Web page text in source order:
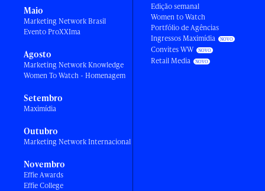
Maio
Marketing Network Brasil
Evento ProXXIma
Agosto
Marketing Network Knowledge
Women To Watch - Homenagem
Setembro
Maximídia
Outubro
Marketing Network Internacional
Novembro
Effie Awards
Effie College
Edição semanal
Women to Watch
Portfólio de Agências
Ingressos Maximídia
Convites WW
Retail Media